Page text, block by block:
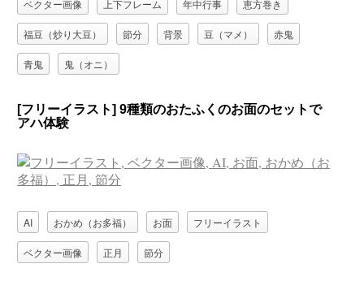
ベクター画像 上下フレーム 年中行事 恵方巻き
福豆（炒り大豆） 節分 背景 豆（マメ） 赤鬼
青鬼 鬼（オニ）
[フリーイラスト] 9種類のおたふくのお面のセットで
アハ体験
AI おかめ（お多福） お面 フリーイラスト
ベクター画像 正月 節分